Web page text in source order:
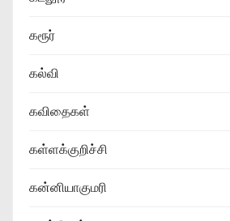
கரூர்
கல்வி
கவிதைகள்
கள்ளக்குறிச்சி
கன்னியாகுமரி